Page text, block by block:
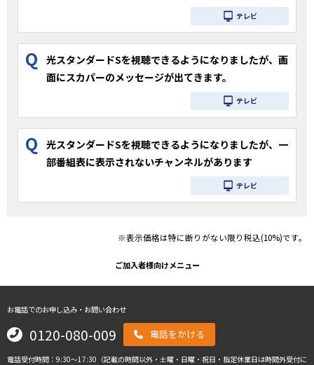
テレビ
Q
光スタンダードSを視聴できるようになりましたが、画
面にスカパーのメッセージが出てきます。
テレビ
Q
光スタンダードSを視聴できるようになりましたが、一
部番組表に表示されないチャンネルがあります
テレビ
※表示価格は特に断りがない限り税込(10%)です。
ご加入者様向けメニュー
お電話でのお申し込み・お問い合わせ
0120-080-009 電話をかける
電話受付時間：9:30～17:30（記載の時間以外・土曜・日曜・祝日・指定休業日は時間外受付に